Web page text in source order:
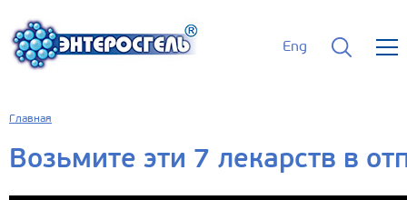
Eng
Главная
Возьмите эти 7 лекарств в